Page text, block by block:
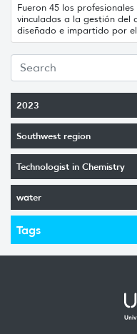
2023
Southwest region
Technologist in Chemistry
water
Tags
Fueron 45 los
vinculadas a la gestión del
diseñado e impartido por el